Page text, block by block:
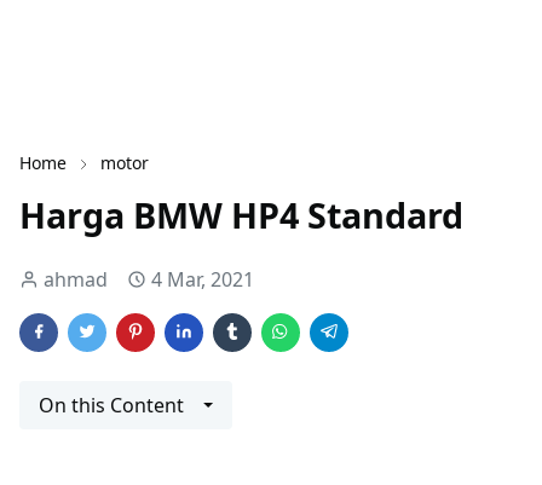
Home motor
Harga BMW HP4 Standard
ahmad 4 Mar, 2021
On this Content